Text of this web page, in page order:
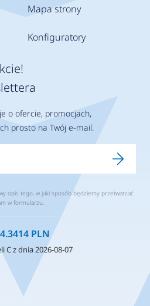
Mapa strony
Konfiguratory
o ofercie, promocjach,
prosto na Twój e-mail.
opis tego, w jaki sposób będziemy przetwarzać
w formularzu.
4.3414 PLN
C z dnia 2026-08-07